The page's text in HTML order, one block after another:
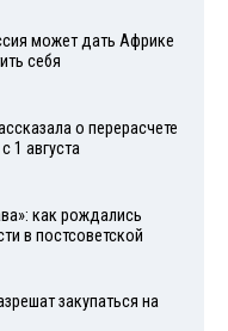
может дать Африке
себя
о перерасчете
1 августа
как рождались
в постсоветской
закупаться на